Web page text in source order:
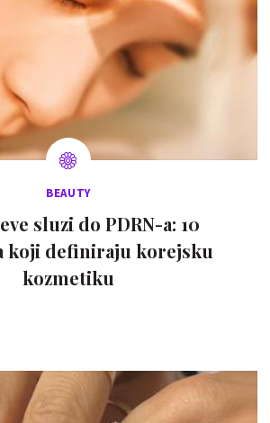
BEAUTY
sluzi do PDRN-a: 10
koji definiraju korejsku
kozmetiku